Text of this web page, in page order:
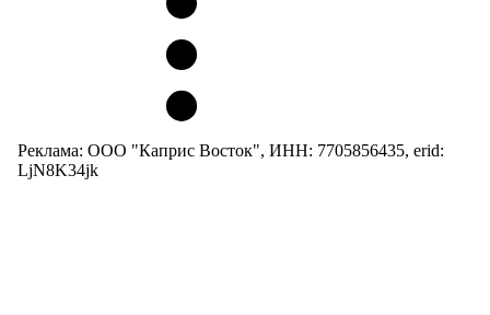
Реклама: ООО "Каприс Восток", ИНН: 7705856435, erid:
LjN8K34jk